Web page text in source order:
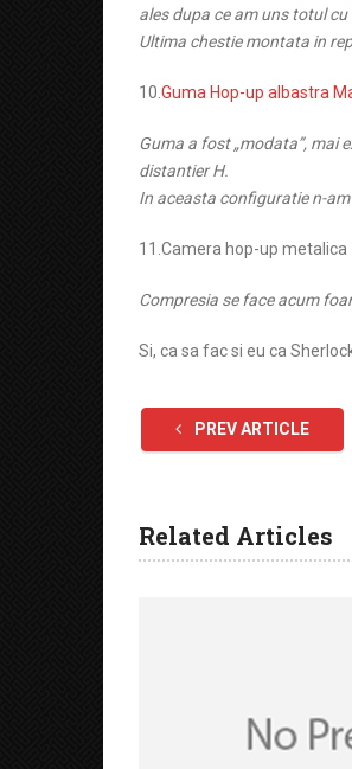
ales dupa ce am uns totul cu
Ultima chestie montata in
10. Guma Hop-up albastra
Guma a fost „modata”, mai
distantier H.
In aceasta configuratie n-
11.Camera hop-up metalica
Compresia se face acum
Si, ca sa fac si eu ca
PREV ARTICLE
Related Articles